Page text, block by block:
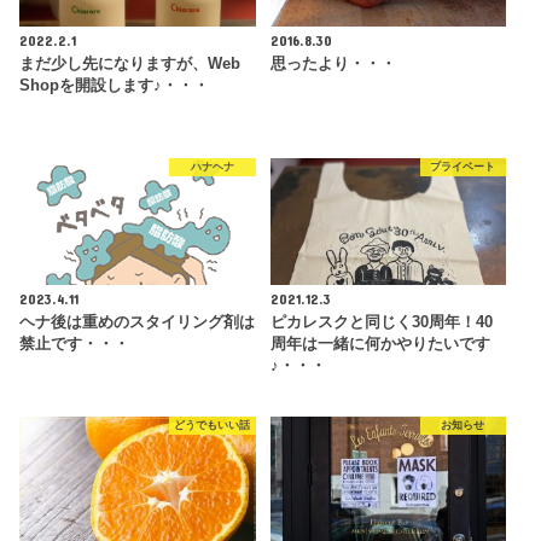
2022.2.1
まだ少し先になりますが、Web
Shopを開設します♪・・・
2016.8.30
思ったより・・・
ハナヘナ
2023.4.11
ヘナ後は重めのスタイリング剤は
禁止です・・・
プライベート
2021.12.3
ピカレスクと同じく30周年！40
周年は一緒に何かやりたいです
♪・・・
どうでもいい話 お知らせ